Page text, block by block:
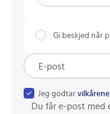
Gi beskjed når
Jeg godtar vilkårene
Du får e-post